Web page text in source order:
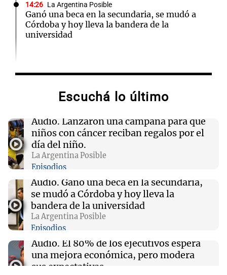
14:26 La Argentina Posible
Ganó una beca en la secundaria, se mudó a
Córdoba y hoy lleva la bandera de la
universidad
Brasil y BID sellan acuerdo de 1.000 millones
14:21 Sociedad
Está contenido el incendio en Villa Yacanto,
pero sigue con perímetros muy inestables
14:19 Fútbol
Conmoción en el fútbol: asesinaron a golpes
en un robo a un jugador de la selección de
Uganda
14:19 Mundo
Trump y RWE U.S. Offshore firman acuerdo de
$1.200 millones para arrendamientos eólicos
marinos
Escuchá lo último
Audio. Lanzaron una campaña para que
niños con cáncer reciban regalos por el
día del niño.
La Argentina Posible
Episodios
Audio. Ganó una beca en la secundaria,
se mudó a Córdoba y hoy lleva la
bandera de la universidad
La Argentina Posible
Episodios
Audio. El 80% de los ejecutivos espera
una mejora económica, pero modera
sus expectativas